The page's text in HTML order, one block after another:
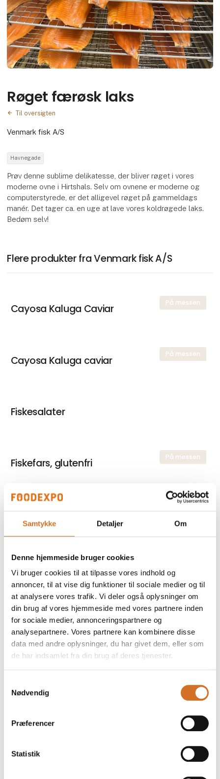
Samtykke Detaljer Om
Denne hjemmeside bruger cookies
Vi bruger cookies til at tilpasse vores indhold og
annoncer, til at vise dig funktioner til sociale medier og til
at analysere vores trafik. Vi deler også oplysninger om
din brug af vores hjemmeside med vores partnere inden
for sociale medier, annonceringspartnere og
analysepartnere. Vores partnere kan kombinere disse
data med andre oplysninger, du har givet dem, eller som
de har indsamlet fra din brug af deres tjenester.
Nødvendig
Præferencer
Statistik
Røget færøsk laks
Til oversigten
Venmark fisk A/S
Havnegade
Prøv denne sublime delikatesse, der bliver røget i vores
moderne ovne i Hirtshals. Selv om ovnene er moderne og
computerstyrede, er det alligevel røget på gammeldags
manér. Det tager ca. en uge at lave vores koldrøgede laks.
Bedøm selv!
Flere produkter fra Venmark fisk A/S
På messen
Cayosa Kaluga Caviar
På messen
Cayosa Kaluga caviar
Fiskesalater
På messen
Fiskefars, glutenfri
Islandsk Stenbiderrogn
Lakseroulader
Foodexpo
Produktet er medbragt på messen
Dette produkt kan opleves på udstillerens stand på messen